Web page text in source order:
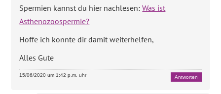
Spermien kannst du hier nachlesen:Was ist
Asthenozoospermie?
Hoffe ich konnte dir damit weiterhelfen,
Alles Gute
15/06/2020 um 1:42 p.m. uhr Antworten